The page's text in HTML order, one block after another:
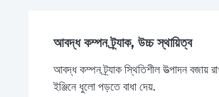
আবদ্ধ কম্পন ট্র্যাক, উচ্চ স্থায়িত্ব
আবদ্ধ কম্পন ট্র্যাক স্থিতিশীল উত্পাদন বজায়
ইঞ্জিনে ধুলো পড়তে বাধা দেয়.